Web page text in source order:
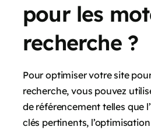
pour les
recherche ?
Pour optimiser votre site
recherche, vous pouvez
de référencement telles que
clés pertinents,